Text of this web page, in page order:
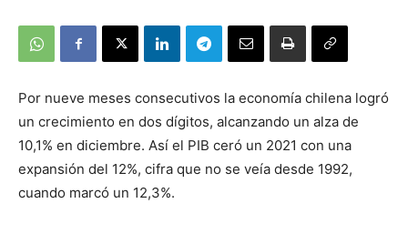
Por nueve meses consecutivos la economía chilena logró
un crecimiento en dos dígitos, alcanzando un alza de
10,1% en diciembre. Así el PIB ceró un 2021 con una
expansión del 12%, cifra que no se veía desde 1992,
cuando marcó un 12,3%.